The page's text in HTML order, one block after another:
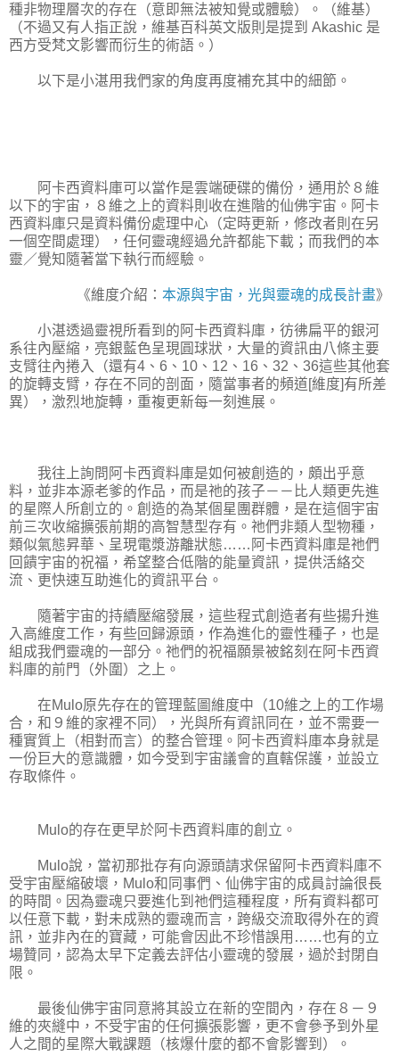
種非物理層次的存在（意即無法被知覺或體驗）。（維基）
（不過又有人指正說，維基百科英文版則是提到 Akashic 是
西方受梵文影響而衍生的術語。）
以下是小湛用我們家的角度再度補充其中的細節。
阿卡西資料庫可以當作是雲端硬碟的備份，通用於８維
以下的宇宙，８維之上的資料則收在進階的仙佛宇宙。阿卡
西資料庫只是資料備份處理中心（定時更新，修改者則在另
一個空間處理），任何靈魂經過允許都能下載；而我們的本
靈／覺知隨著當下執行而經驗。
《維度介紹： 本源與宇宙，光與靈魂的成長計畫》
小湛透過靈視所看到的阿卡西資料庫，彷彿扁平的銀河
系往內壓縮，亮銀藍色呈現圓球狀，大量的資訊由八條主要
支臂往內捲入（還有4、6、10、12、16、32、36這些其他套
的旋轉支臂，存在不同的剖面，隨當事者的頻道[維度]有所差
異），激烈地旋轉，重複更新每一刻進展。
我往上詢問阿卡西資料庫是如何被創造的，頗出乎意
料，並非本源老爹的作品，而是祂的孩子－－比人類更先進
的星際人所創立的。創造的為某個星團群體，是在這個宇宙
前三次收縮擴張前期的高智慧型存有。祂們非類人型物種，
類似氣態昇華、呈現電漿游離狀態……阿卡西資料庫是祂們
回饋宇宙的祝福，希望整合低階的能量資訊，提供活絡交
流、更快速互助進化的資訊平台。
隨著宇宙的持續壓縮發展，這些程式創造者有些揚升進
入高維度工作，有些回歸源頭，作為進化的靈性種子，也是
組成我們靈魂的一部分。祂們的祝福願景被銘刻在阿卡西資
料庫的前門（外圍）之上。
在Mulo原先存在的管理藍圖維度中（10維之上的工作場
合，和９維的家裡不同），光與所有資訊同在，並不需要一
種實質上（相對而言）的整合管理。阿卡西資料庫本身就是
一份巨大的意識體，如今受到宇宙議會的直轄保護，並設立
存取條件。
Mulo的存在更早於阿卡西資料庫的創立。
Mulo說，當初那批存有向源頭請求保留阿卡西資料庫不
受宇宙壓縮破壞，Mulo和同事們、仙佛宇宙的成員討論很長
的時間。因為靈魂只要進化到祂們這種程度，所有資料都可
以任意下載，對未成熟的靈魂而言，跨級交流取得外在的資
訊，並非內在的寶藏，可能會因此不珍惜誤用……也有的立
場贊同，認為太早下定義去評估小靈魂的發展，過於封閉自
限。
最後仙佛宇宙同意將其設立在新的空間內，存在８－９
維的夾縫中，不受宇宙的任何擴張影響，更不會參予到外星
人之間的星際大戰課題（核爆什麼的都不會影響到）。